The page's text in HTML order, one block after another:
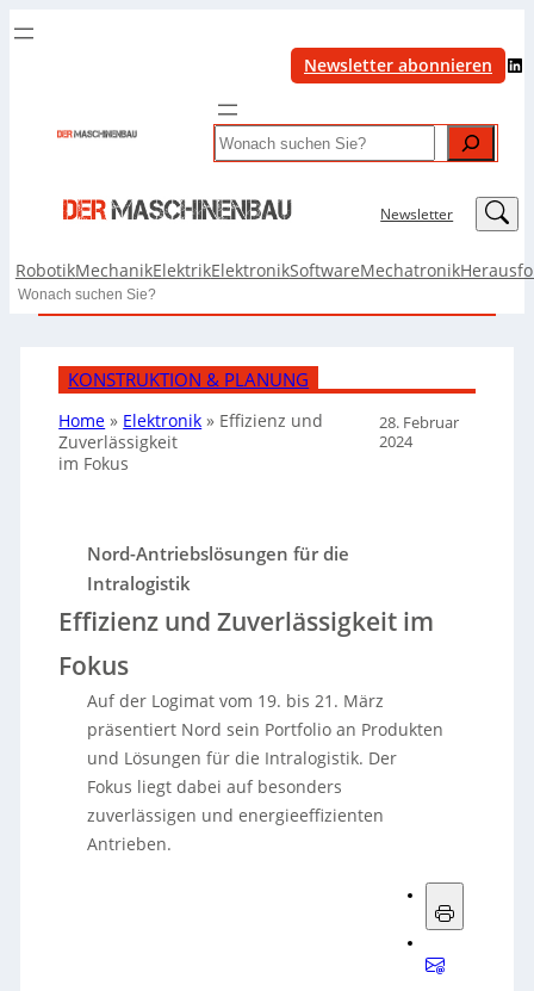
Newsletter abonnieren LinkedIn
Search
Newsletter LinkedIn
RobotikMechanikElektrikElektronikSoftwareMechatronik
Search
KONSTRUKTION & PLANUNG
Home » Elektronik » Effizienz und
Zuverlässigkeit
im Fokus
28. Februar
2024
Nord-Antriebslösungen für die
Intralogistik
Effizienz und Zuverlässigkeit im
Fokus
Auf der Logimat vom 19. bis 21. März
präsentiert Nord sein Portfolio an Produkten
und Lösungen für die Intralogistik. Der
Fokus liegt dabei auf besonders
zuverlässigen und energieeffizienten
Antrieben.